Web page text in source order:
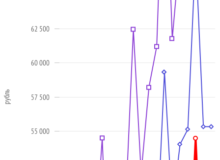
рубль
55 000
57 500
60 000
62 500